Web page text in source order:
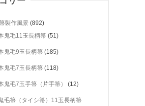
製作風景 (892)
鬼毛11玉長柄箒 (51)
鬼毛9玉長柄箒 (185)
鬼毛7玉長柄箒 (118)
鬼毛7玉手箒（片手箒） (12)
毛箒（タイシ箒）11玉長柄箒